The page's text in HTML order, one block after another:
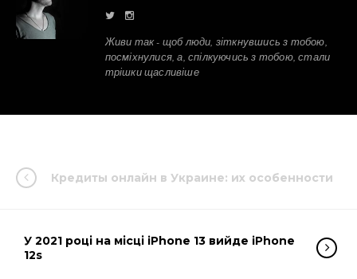
Живи так - щоб люди, зіткнувшись з тобою,
посміхнулися, а, спілкуючись з тобою, стали
трішки щасливіше
Кредиты онлайн в Украине: их особенности
У 2021 році на місці iPhone 13 вийде iPhone
12s